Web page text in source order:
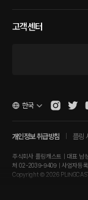
고객센터
개인정보 취급방침 플링
주식회사 플링캐스트 | 대표 남
처 02-2039-9409 | 사업자등록
Copyright © 2026
한국